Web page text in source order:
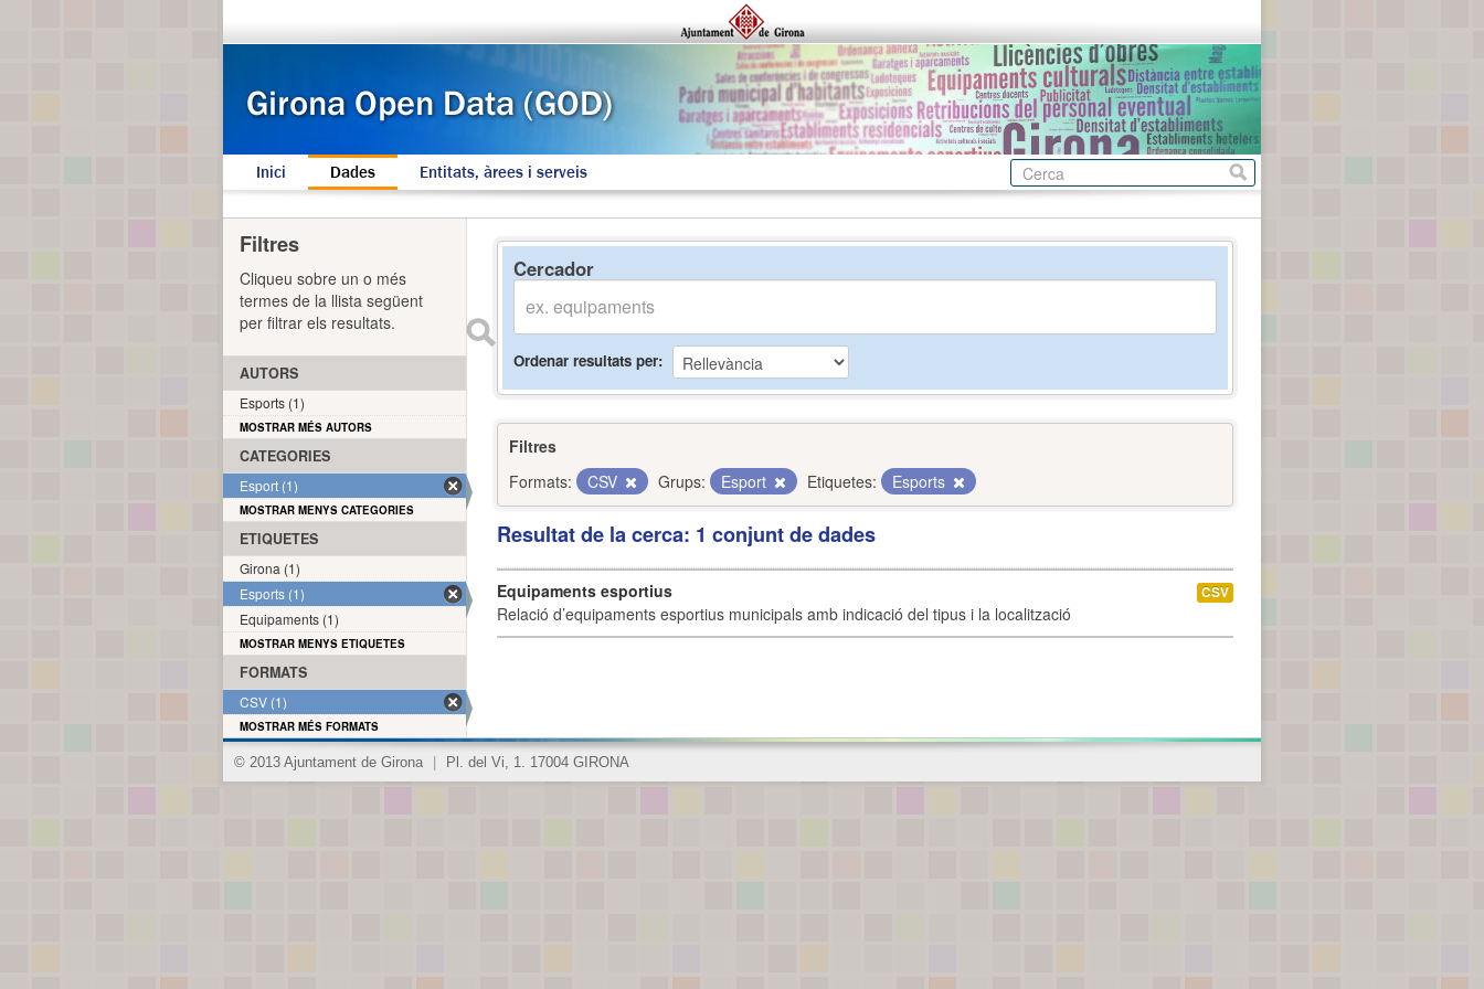
Inici Dades Entitats, àrees i serveis
Cercador
Ordenar resultats per
Filtres
Formats:
CSV Grups: Esport Etiquetes: Esports
Resultat de la cerca: 1 conjunt de dades
Equipaments esportius
Relació d’equipaments esportius municipals amb indicació del tipus i la localització
CSV
Filtres
Cliqueu sobre un o més
termes de la llista següent
per filtrar els resultats.
AUTORS
Esports (1)
MOSTRAR MÉS AUTORS
CATEGORIES
Esport (1)
MOSTRAR MENYS CATEGORIES
ETIQUETES
Girona (1)
Esports (1)
Equipaments (1)
MOSTRAR MENYS ETIQUETES
FORMATS
CSV (1)
MOSTRAR MÉS FORMATS
© 2013 Ajuntament de Girona Pl. del Vi, 1. 17004 GIRONA